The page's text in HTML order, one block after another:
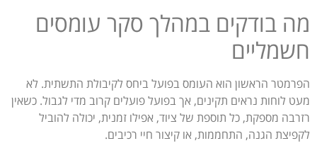
מה בודקים במהלך סקר עומסים
חשמליים
הפרמטר הראשון הוא העומס בפועל ביחס לקיבולת התשתית. לא
מעט לוחות נראים תקינים, אך בפועל פועלים קרוב מדי לגבול. כשאין
רזרבה מספקת, כל תוספת של ציוד, אפילו זמנית, יכולה להוביל
לקפיצת הגנה, התחממות, או קיצור חיי רכיבים.